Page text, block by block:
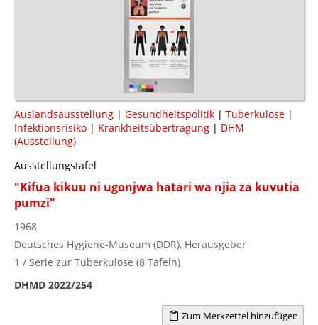
Auslandsausstellung | Gesundheitspolitik | Tuberkulose |
Infektionsrisiko | Krankheitsübertragung | DHM
(Ausstellung)
Ausstellungstafel
"Kifua kikuu ni ugonjwa hatari wa njia za kuvutia
pumzi"
1968
Deutsches Hygiene-Museum (DDR), Herausgeber
1 / Serie zur Tuberkulose (8 Tafeln)
DHMD 2022/254
Zum Merkzettel hinzufügen